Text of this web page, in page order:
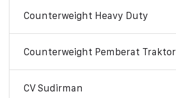
Counterweight Heavy Duty
Counterweight Pemberat Traktor
CV Sudirman